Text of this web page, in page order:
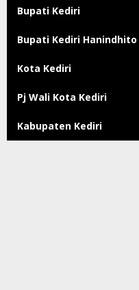
Bupati Kediri
Bupati Kediri
Kota Kediri
Pj Wali Kota Kediri
Kabupaten Kediri